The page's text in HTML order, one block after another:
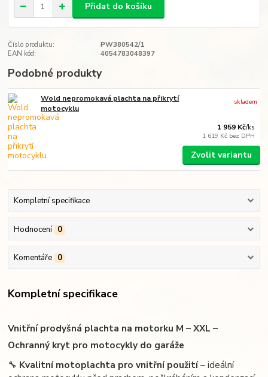
Přidat do košíku
Číslo produktu:
PW380542/1
EAN kód:
4054783048397
Podobné produkty
Wold nepromokavá plachta na přikrytí
motocyklu
1 959 Kč/ks
1 619 Kč bez DPH
skladem
Zvolit variantu
Kompletní specifikace
Hodnocení 0
Komentáře 0
Kompletní specifikace
Vnitřní prodyšná plachta na motorku M – XXL –
Ochranný kryt pro motocykly do garáže
🔧 Kvalitní motoplachta pro vnitřní použití– ideální